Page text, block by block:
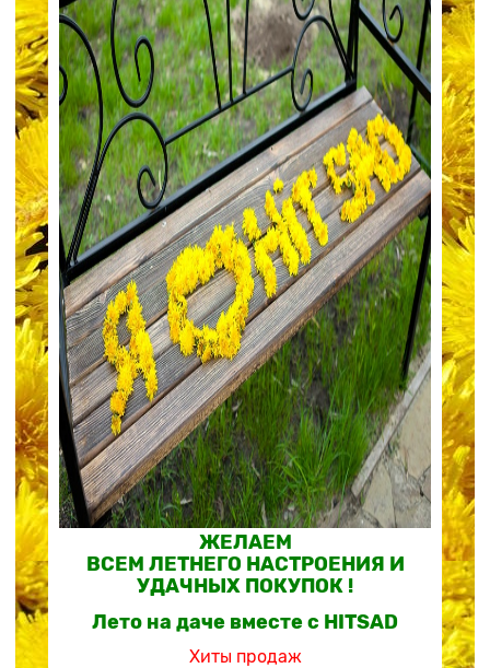
ЖЕЛАЕМ
ВСЕМ ЛЕТНЕГО НАСТРОЕНИЯ И
УДАЧНЫХ ПОКУПОК !
Лето на даче вместе с HITSAD
Хиты продаж